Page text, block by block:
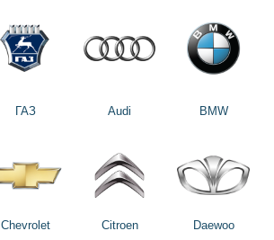
ГАЗ Audi BMW
Chevrolet Citroen Daewoo